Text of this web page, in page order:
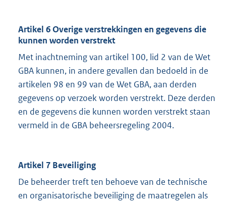
Artikel 6 Overige verstrekkingen en gegevens die
kunnen worden verstrekt
Met inachtneming van artikel 100, lid 2 van de Wet
GBA kunnen, in andere gevallen dan bedoeld in de
artikelen 98 en 99 van de Wet GBA, aan derden
gegevens op verzoek worden verstrekt. Deze derden
en de gegevens die kunnen worden verstrekt staan
vermeld in de GBA beheersregeling 2004.
Artikel 7 Beveiliging
De beheerder treft ten behoeve van de technische
en organisatorische beveiliging de maatregelen als